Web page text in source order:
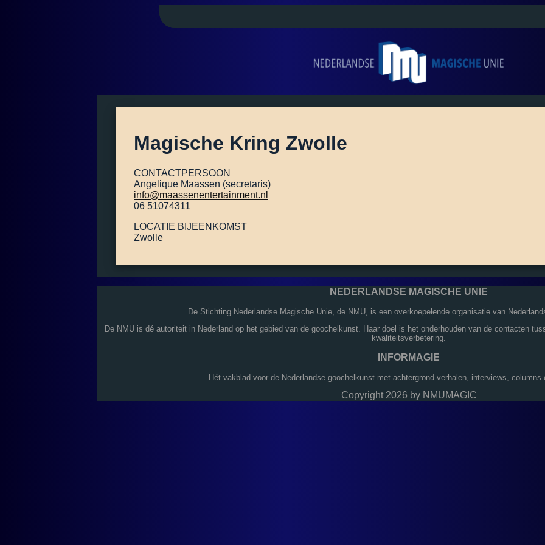
Magische Kring Zwolle
CONTACTPERSOON
Angelique Maassen (secretaris)
info@maassenentertainment.nl
06 51074311
LOCATIE BIJEENKOMST
Zwolle
NEDERLANDSE MAGISCHE UNIE
De Stichting Nederlandse Magische Unie, de NMU, is een overkoepelende organisatie van
De NMU is dé autoriteit in Nederland op het gebied van de goochelkunst. Haar doel is het onderhouden van de contacten
kwaliteitsverbetering.
INFORMAGIE
Hét vakblad voor de Nederlandse goochelkunst met achtergrond verhalen, interviews,
Copyright 2026 by NMUMAGIC